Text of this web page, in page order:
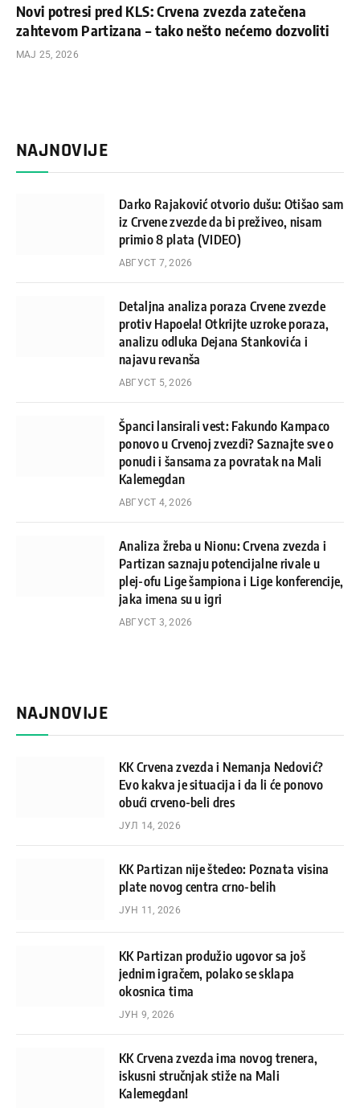
Novi potresi pred KLS: Crvena zvezda zatečena
zahtevom Partizana – tako nešto nećemo dozvoliti
МАЈ 25, 2026
NAJNOVIJE
Darko Rajaković otvorio dušu: Otišao sam
iz Crvene zvezde da bi preživeo, nisam
primio 8 plata (VIDEO)
АВГУСТ 7, 2026
Detaljna analiza poraza Crvene zvezde
protiv Hapoela! Otkrijte uzroke poraza,
analizu odluka Dejana Stankovića i
najavu revanša
АВГУСТ 5, 2026
Španci lansirali vest: Fakundo Kampaco
ponovo u Crvenoj zvezdi? Saznajte sve o
ponudi i šansama za povratak na Mali
Kalemegdan
АВГУСТ 4, 2026
Analiza žreba u Nionu: Crvena zvezda i
Partizan saznaju potencijalne rivale u
plej-ofu Lige šampiona i Lige konferencije,
jaka imena su u igri
АВГУСТ 3, 2026
NAJNOVIJE
KK Crvena zvezda i Nemanja Nedović?
Evo kakva je situacija i da li će ponovo
obući crveno-beli dres
ЈУЛ 14, 2026
KK Partizan nije štedeo: Poznata visina
plate novog centra crno-belih
ЈУН 11, 2026
KK Partizan produžio ugovor sa još
jednim igračem, polako se sklapa
okosnica tima
ЈУН 9, 2026
KK Crvena zvezda ima novog trenera,
iskusni stručnjak stiže na Mali
Kalemegdan!